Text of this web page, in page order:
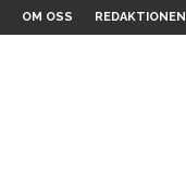
OM OSS REDAKTIONEN